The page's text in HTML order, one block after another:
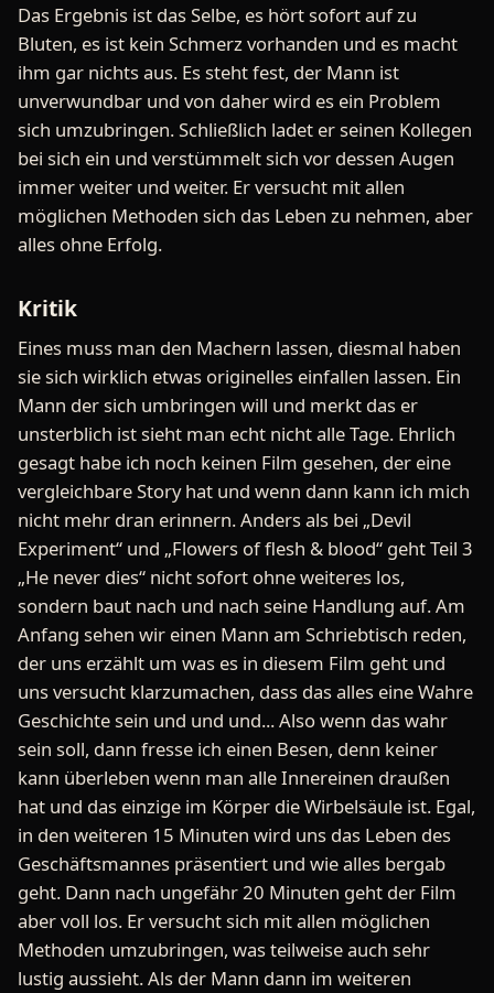
Das Ergebnis ist das Selbe, es hört sofort auf zu
Bluten, es ist kein Schmerz vorhanden und es macht
ihm gar nichts aus. Es steht fest, der Mann ist
unverwundbar und von daher wird es ein Problem
sich umzubringen. Schließlich ladet er seinen Kollegen
bei sich ein und verstümmelt sich vor dessen Augen
immer weiter und weiter. Er versucht mit allen
möglichen Methoden sich das Leben zu nehmen, aber
alles ohne Erfolg.
Kritik
Eines muss man den Machern lassen, diesmal haben
sie sich wirklich etwas originelles einfallen lassen. Ein
Mann der sich umbringen will und merkt das er
unsterblich ist sieht man echt nicht alle Tage. Ehrlich
gesagt habe ich noch keinen Film gesehen, der eine
vergleichbare Story hat und wenn dann kann ich mich
nicht mehr dran erinnern. Anders als bei „Devil
Experiment“ und „Flowers of flesh & blood“ geht Teil 3
„He never dies“ nicht sofort ohne weiteres los,
sondern baut nach und nach seine Handlung auf. Am
Anfang sehen wir einen Mann am Schriebtisch reden,
der uns erzählt um was es in diesem Film geht und
uns versucht klarzumachen, dass das alles eine Wahre
Geschichte sein und und und... Also wenn das wahr
sein soll, dann fresse ich einen Besen, denn keiner
kann überleben wenn man alle Innereinen draußen
hat und das einzige im Körper die Wirbelsäule ist. Egal,
in den weiteren 15 Minuten wird uns das Leben des
Geschäftsmannes präsentiert und wie alles bergab
geht. Dann nach ungefähr 20 Minuten geht der Film
aber voll los. Er versucht sich mit allen möglichen
Methoden umzubringen, was teilweise auch sehr
lustig aussieht. Als der Mann dann im weiteren